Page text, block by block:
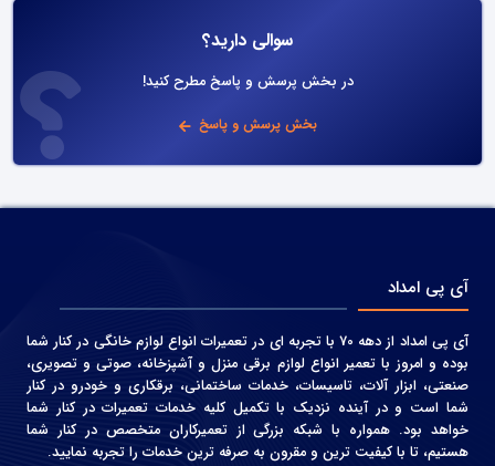
سوالی دارید؟
در بخش پرسش و پاسخ مطرح کنید!
بخش پرسش و پاسخ
آی پی امداد
آی پی امداد از دهه 70 با تجربه ای در تعمیرات انواع لوازم خانگی در کنار شما
بوده و امروز با تعمیر انواع لوازم برقی منزل و آشپزخانه، صوتی و‌ تصویری،
صنعتی، ابزار آلات، تاسیسات، خدمات ساختمانی، برقکاری و خودرو در کنار
شما است و در آینده نزدیک با تکمیل کلیه خدمات تعمیرات در کنار شما
خواهد بود. همواره با شبکه بزرگی از تعمیرکاران متخصص در کنار شما
هستیم، تا با کیفیت ترین و مقرون به صرفه ترین خدمات را تجربه نمایید.